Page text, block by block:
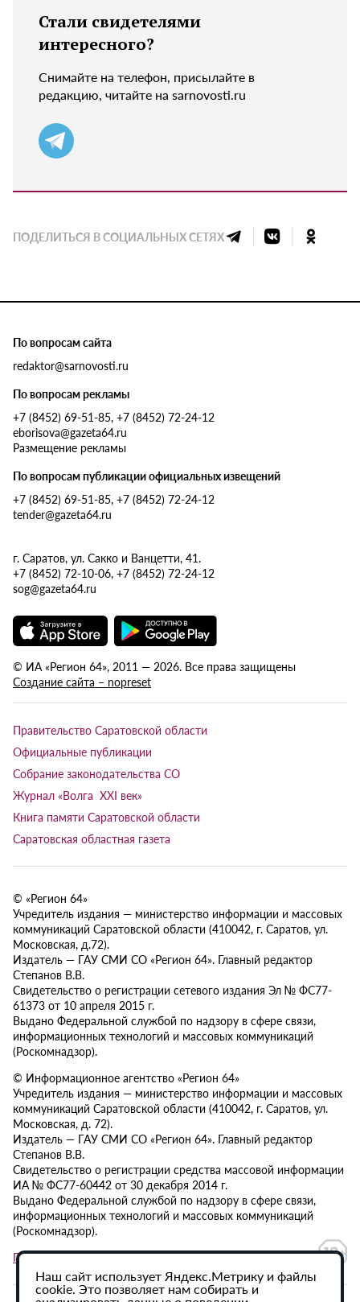
Стали свидетелями
интересного?
Снимайте на телефон, присылайте в
редакцию, читайте на sarnovosti.ru
ПОДЕЛИТЬСЯ В СОЦИАЛЬНЫХ СЕТЯХ
По вопросам сайта
redaktor@sarnovosti.ru
По вопросам рекламы
+7 (8452) 69-51-85, +7 (8452) 72-24-12
eborisova@gazeta64.ru
Размещение рекламы
По вопросам публикации официальных извещений
+7 (8452) 69-51-85, +7 (8452) 72-24-12
tender@gazeta64.ru
г. Саратов, ул. Сакко и Ванцетти, 41.
+7 (8452) 72-10-06, +7 (8452) 72-24-12
sog@gazeta64.ru
© ИА «Регион 64», 2011 — 2026. Все права защищены
Создание сайта – nopreset
Правительство Саратовской области
Официальные публикации
Собрание законодательства СО
Журнал «Волга XXI век»
Книга памяти Саратовской области
Саратовская областная газета
© «Регион 64»
Учредитель издания — министерство информации и массовых
коммуникаций Саратовской области (410042, г. Саратов, ул.
Московская, д.72).
Издатель — ГАУ СМИ СО «Регион 64». Главный редактор
Степанов В.В.
Свидетельство о регистрации сетевого издания Эл № ФС77-
61373 от 10 апреля 2015 г.
Выдано Федеральной службой по надзору в сфере связи,
информационных технологий и массовых коммуникаций
(Роскомнадзор).
© Информационное агентство «Регион 64»
Учредитель издания — министерство информации и массовых
коммуникаций Саратовской области (410042, г. Саратов, ул.
Московская, д. 72).
Издатель — ГАУ СМИ СО «Регион 64». Главный редактор
Степанов В.В.
Свидетельство о регистрации средства массовой информации
ИА № ФС77-60442 от 30 декабря 2014 г.
Выдано Федеральной службой по надзору в сфере связи,
информационных технологий и массовых коммуникаций
(Роскомнадзор).
Политика в отношении обработки персональных данных
Наш сайт использует Яндекс.Метрику и файлы
cookie. Это позволяет нам собирать и